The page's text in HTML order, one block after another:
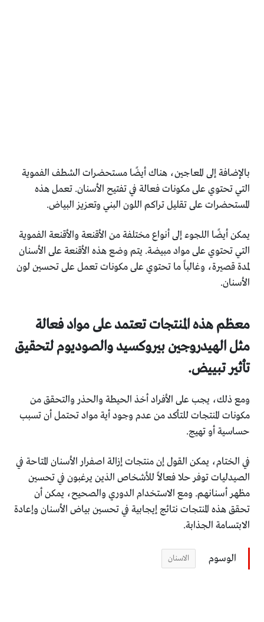
بالإضافة إلى المعاجين، هناك أيضًا مستحضرات الشطف الفموية
التي تحتوي على مكونات فعالة في تفتيح الأسنان. تعمل هذه
المستحضرات على تقليل تراكم اللون البني وتعزيز البياض.
يمكن أيضًا اللجوء إلى أنواع مختلفة من الأقنعة والأقنعة الفموية
التي تحتوي على مواد مبيضة. يتم وضع هذه الأقنعة على الأسنان
لمدة قصيرة، وغالباً ما تحتوي على مكونات تعمل على تحسين لون
الأسنان.
معظم هذه المنتجات تعتمد على مواد فعالة
مثل الهيدروجين بيروكسيد والصوديوم لتحقيق
تأثير تبييض.
ومع ذلك، يجب على الأفراد أخذ الحيطة والحذر والتحقق من
مكونات المنتجات للتأكد من عدم وجود أية مواد تحتمل أن تسبب
حساسية أو تهيج.
في الختام، يمكن القول إن منتجات إزالة اصفرار الأسنان المتاحة في
الصيدليات توفر حلا فعالاً للأشخاص الذين يرغبون في تحسين
مظهر أسنانهم. ومع الاستخدام الدوري والصحيح، يمكن أن
تحقق هذه المنتجات نتائج إيجابية في تحسين بياض الأسنان وإعادة
الابتسامة الجذابة.
الوسوم الاسنان